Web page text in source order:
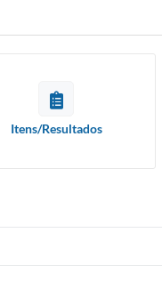
Itens/Resultados